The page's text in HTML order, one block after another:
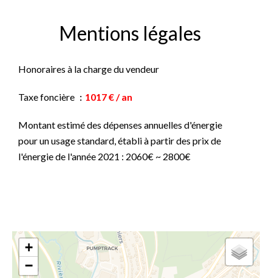
Mentions légales
Honoraires à la charge du vendeur
Taxe foncière 1017 € / an
Montant estimé des dépenses annuelles d'énergie
pour un usage standard, établi à partir des prix de
l'énergie de l'année 2021 : 2060€ ~ 2800€
+
−